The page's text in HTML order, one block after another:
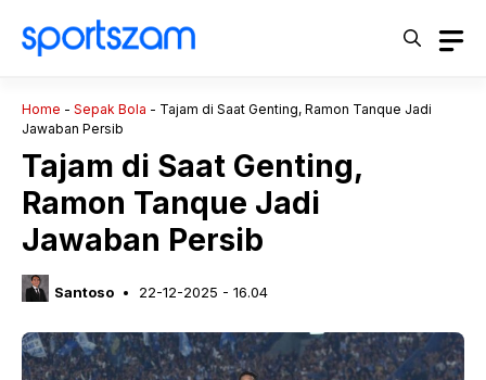
Home - Sepak Bola - Tajam di Saat Genting, Ramon Tanque Jadi
Jawaban Persib
Tajam di Saat Genting,
Ramon Tanque Jadi
Jawaban Persib
Santoso 22-12-2025 - 16.04